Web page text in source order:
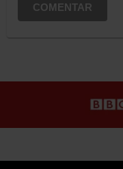
COMENTAR